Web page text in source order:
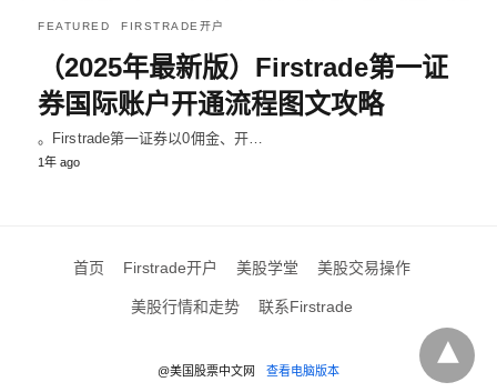
FEATURED FIRSTRADE开户
（2025年最新版）Firstrade第一证
券国际账户开通流程图文攻略
。Firstrade第一证券以0佣金、开…
1年 ago
首页 Firstrade开户 美股学堂 美股交易操作
美股行情和走势 联系Firstrade
@美国股票中文网 查看电脑版本